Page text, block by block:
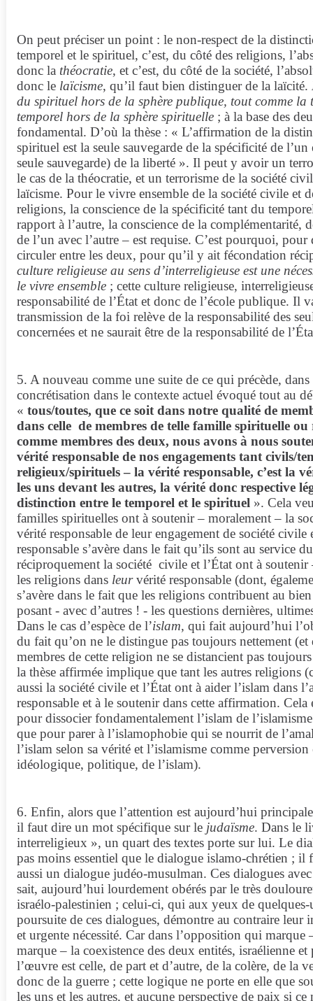
On peut préciser un point : le non-respect de la
temporel et le spirituel, c’est, du côté des religions,
donc la théocratie, et c’est, du côté de la société,
donc le laïcisme, qu’il faut bien distinguer de la laïcité.
du spirituel hors de la sphère publique, tout comme la
temporel hors de la sphère spirituelle ; à la base des
fondamental. D’où la thèse : « L’affirmation de la
spirituel est la seule sauvegarde de la spécificité de l’un
seule sauvegarde) de la liberté ». Il peut y avoir un
le cas de la théocratie, et un terrorisme de la société
laïcisme. Pour le vivre ensemble de la société civile et
religions, la conscience de la spécificité tant du
rapport à l’autre, la conscience de la complémentarité,
de l’un avec l’autre – est requise. C’est pourquoi, pour
circuler entre les deux, pour qu’il y ait fécondation
culture religieuse au sens d’interreligieuse est une
le vivre ensemble ; cette culture religieuse,
responsabilité de l’État et donc de l’école publique. Il
transmission de la foi relève de la responsabilité des
concernées et ne saurait être de la responsabilité de
5. A nouveau comme une suite de ce qui précède, dans
concrétisation dans le contexte actuel évoqué tout au
« tous/toutes, que ce soit dans notre qualité de
dans celle de membres de telle famille spirituelle
comme membres des deux, nous avons à nous
vérité responsable de nos engagements tant civils/
religieux/spirituels – la vérité responsable, c’est la
les uns devant les autres, la vérité donc respective
distinction entre le temporel et le spirituel ». Cela
familles spirituelles ont à soutenir – moralement – la
vérité responsable de leur engagement de société civile
responsable s’avère dans le fait qu’ils sont au service
réciproquement la société civile et l’État ont à
les religions dans leurvérité responsable (dont,
s’avère dans le fait que les religions contribuent au
posant - avec d’autres ! - les questions dernières,
Dans le cas d’espèce de l’islam, qui fait aujourd’hui
du fait qu’on ne le distingue pas toujours nettement (et
membres de cette religion ne se distancient pas
la thèse affirmée implique que tant les autres religions
aussi la société civile et l’État ont à aider l’islam dans
responsable et à le soutenir dans cette affirmation. Cela
pour dissocier fondamentalement l’islam de
que pour parer à l’islamophobie qui se nourrit de
l’islam selon sa vérité et l’islamisme comme
idéologique, politique, de l’islam).
6. Enfin, alors que l’attention est aujourd’hui
il faut dire un mot spécifique sur le judaïsme. Dans le
interreligieux », un quart des textes porte sur lui. Le
pas moins essentiel que le dialogue islamo-chrétien ; il
aussi un dialogue judéo-musulman. Ces dialogues
sait, aujourd’hui lourdement obérés par le très
israélo-palestinien ; celui-ci, qui aux yeux de
poursuite de ces dialogues, démontre au contraire leur
et urgente nécessité. Car dans l’opposition qui marque
marque – la coexistence des deux entités, israélienne
l’œuvre est celle, de part et d’autre, de la colère, de la
donc de la guerre ; cette logique ne porte en elle que
les uns et les autres, et aucune perspective de paix si ce